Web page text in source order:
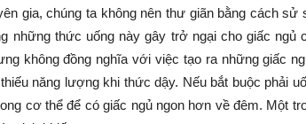
gia, chúng ta không nên thư giãn bằng cách
những thức uống này gây trở ngại cho giấc ngủ
không đồng nghĩa với việc tạo ra những giấc
năng lượng khi thức dậy. Nếu bắt buộc phải
cơ thể để có giấc ngủ ngon hơn về đêm. Một